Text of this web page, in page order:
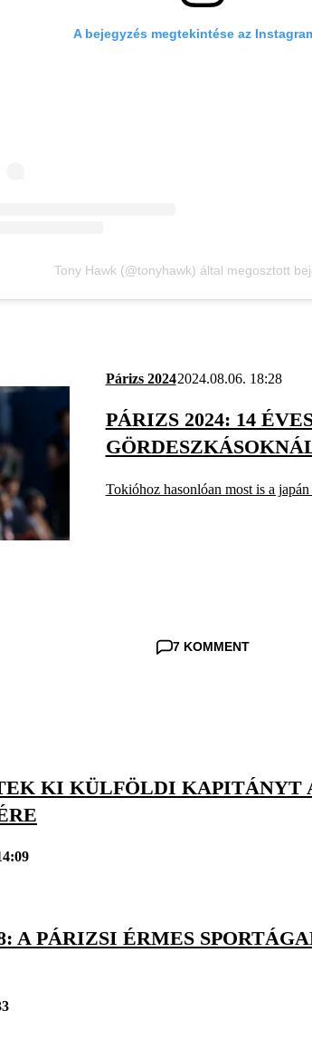
A bejegyzés megtekintése az
Tony Hawk (@tonyhawk) által megosztott
Párizs 20242024.08.06. 18:28
PÁRIZS 2024: 14
Tokióhoz hasonlóan most is a
7 KOMMENT
KI KÜLFÖLDI KAPITÁNYT
A PÁRIZSI ÉRMES